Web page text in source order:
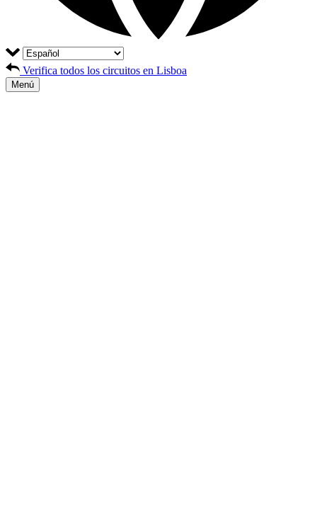
Verifica todos los circuitos en Lisboa
Menú